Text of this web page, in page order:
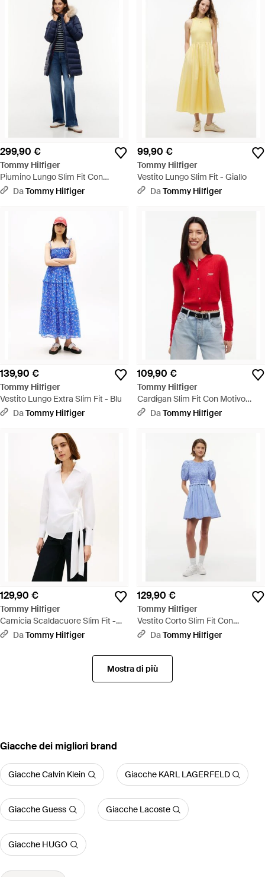
299,90 €
Tommy Hilfiger
Piumino Lungo Slim Fit Con
Finitura Lucida - Blu
DaTommy Hilfiger
99,90 €
Tommy Hilfiger
Vestito Lungo Slim Fit - Giallo
DaTommy Hilfiger
139,90 €
Tommy Hilfiger
Vestito Lungo Extra Slim Fit - Blu
DaTommy Hilfiger
109,90 €
Tommy Hilfiger
Cardigan Slim Fit Con Motivo
Pointelle - Rosso
DaTommy Hilfiger
129,90 €
Tommy Hilfiger
Camicia Scaldacuore Slim Fit -
Bianco
DaTommy Hilfiger
129,90 €
Tommy Hilfiger
Vestito Corto Slim Fit Con
Arricciature - Blu
DaTommy Hilfiger
Mostra di più
‪Giacche‬ dei migliori brand
Giacche Calvin Klein Giacche KARL LAGERFELD
Giacche Guess Giacche Lacoste
Giacche HUGO